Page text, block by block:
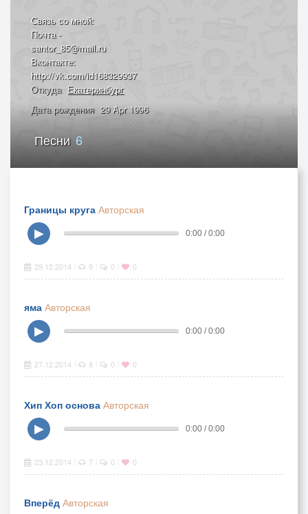
Связь со мной:
Почта -
santor_85@mail.ru
Вконтакте:
http://vk.com/id168329937
Откуда Екатеринбург
Дата рождения 29 Apr 1996
Песни 6
Границы круга Авторская
▶
0:00 / 0:00
29.12.2014 9 0 0
яма Авторская
▶
0:00 / 0:00
27.12.2014 8 0 0
Хип Хоп основа Авторская
▶
0:00 / 0:00
23.12.2014 7 0 0
Вперёд Авторская